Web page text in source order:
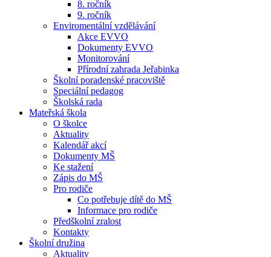
8. ročník
9. ročník
Enviromentální vzdělávání
Akce EVVO
Dokumenty EVVO
Monitorování
Přírodní zahrada Jeřabinka
Školní poradenské pracoviště
Speciální pedagog
Školská rada
Mateřská škola
O školce
Aktuality
Kalendář akcí
Dokumenty MŠ
Ke stažení
Zápis do MŠ
Pro rodiče
Co potřebuje dítě do MŠ
Informace pro rodiče
Předškolní zralost
Kontakty
Školní družina
Aktuality